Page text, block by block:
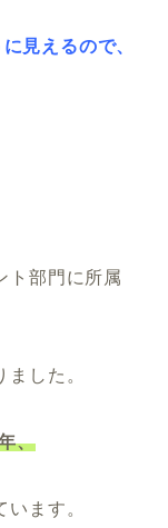
見えるので、
ト部門に所属
した。
、
います。